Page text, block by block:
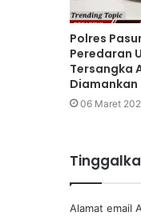
Polres
Peredaran
Tersangka
Diamankan
06 Maret
Alamat email